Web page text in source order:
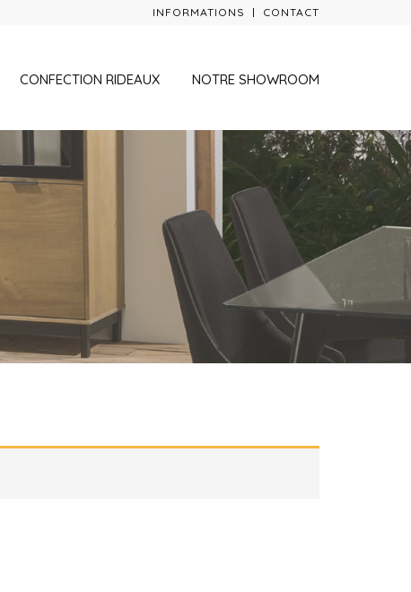
INFORMATIONS CONTACT
CONFECTION RIDEAUX NOTRE SHOWROOM